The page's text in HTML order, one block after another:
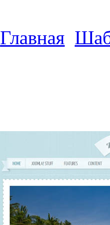
Главная